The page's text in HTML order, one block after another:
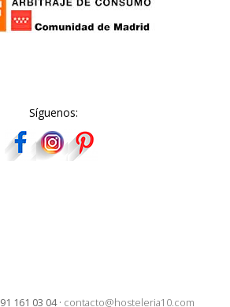
Síguenos:
91 161 03 04· contacto@hosteleria10.com